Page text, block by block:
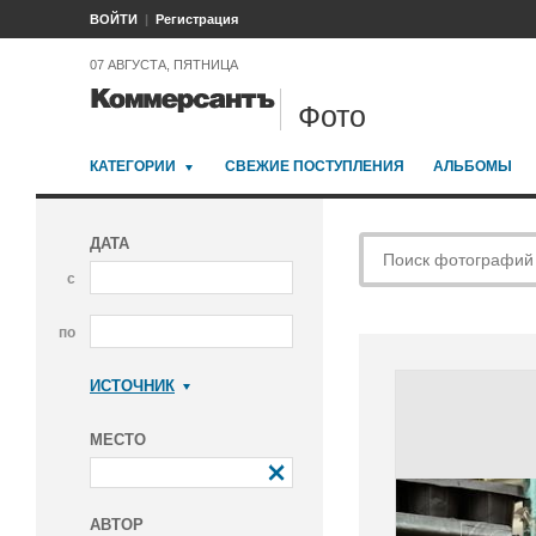
ВОЙТИ Регистрация
07 АВГУСТА, ПЯТНИЦА
Фото
КАТЕГОРИИ СВЕЖИЕ ПОСТУПЛЕНИЯ АЛЬБОМЫ
ДАТА
с
по
ИСТОЧНИК
МЕСТО
АВТОР